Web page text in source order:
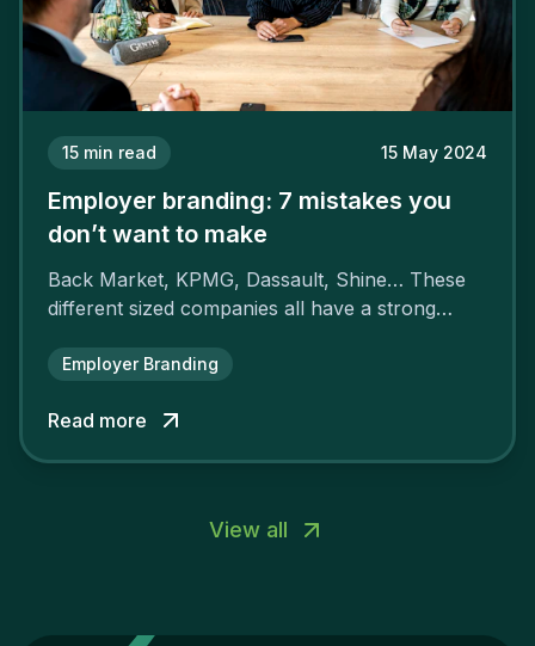
15 min read 15 May 2024
Employer branding: 7 mistakes you
don’t want to make
Back Market, KPMG, Dassault, Shine… These
different sized companies all have a strong
attractiveness and loyalty and makes their
Employer Branding
Read more
View all